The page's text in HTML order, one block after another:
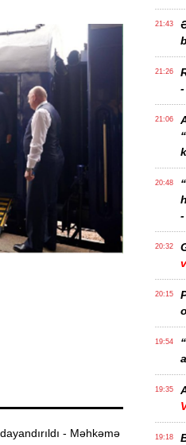
- Məhkəmə
21:43
21:26
-
21:06
20:48
-
20:32
20:15
19:54
19:35
19:18